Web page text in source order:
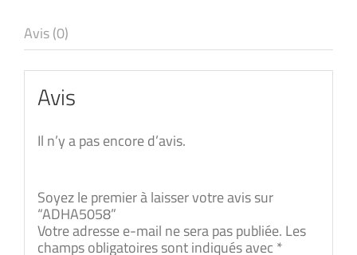
Avis (0)
Avis
Il n’y a pas encore d’avis.
Soyez le premier à laisser votre avis sur
“ADHA5058”
Votre adresse e-mail ne sera pas publiée. Les
champs obligatoires sont indiqués avec *